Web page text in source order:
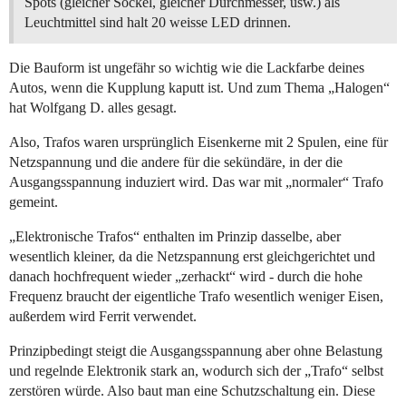
Leuchtmittel sind halt 20 weisse LED drinnen.
Die Bauform ist ungefähr so wichtig wie die Lackfarbe deines
Autos, wenn die Kupplung kaputt ist. Und zum Thema „Halogen“
hat Wolfgang D. alles gesagt.
Also, Trafos waren ursprünglich Eisenkerne mit 2 Spulen, eine für
Netzspannung und die andere für die sekündäre, in der die
Ausgangsspannung induziert wird. Das war mit „normaler“ Trafo
gemeint.
„Elektronische Trafos“ enthalten im Prinzip dasselbe, aber
wesentlich kleiner, da die Netzspannung erst gleichgerichtet und
danach hochfrequent wieder „zerhackt“ wird - durch die hohe
Frequenz braucht der eigentliche Trafo wesentlich weniger Eisen,
außerdem wird Ferrit verwendet.
Prinzipbedingt steigt die Ausgangsspannung aber ohne Belastung
und regelnde Elektronik stark an, wodurch sich der „Trafo“ selbst
zerstören würde. Also baut man eine Schutzschaltung ein. Diese